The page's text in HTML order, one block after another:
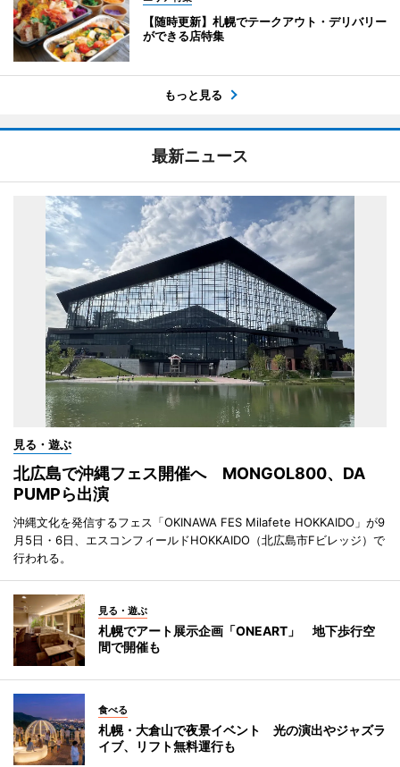
【随時更新】札幌でテークアウト・デリバリー
ができる店特集
もっと見る
最新ニュース
見る・遊ぶ
北広島で沖縄フェス開催へ MONGOL800、DA
PUMPら出演
沖縄文化を発信するフェス「OKINAWA FES Milafete HOKKAIDO」が9
月5日・6日、エスコンフィールドHOKKAIDO（北広島市Fビレッジ）で
行われる。
見る・遊ぶ
札幌でアート展示企画「ONEART」 地下歩行空
間で開催も
食べる
札幌・大倉山で夜景イベント 光の演出やジャズラ
イブ、リフト無料運行も